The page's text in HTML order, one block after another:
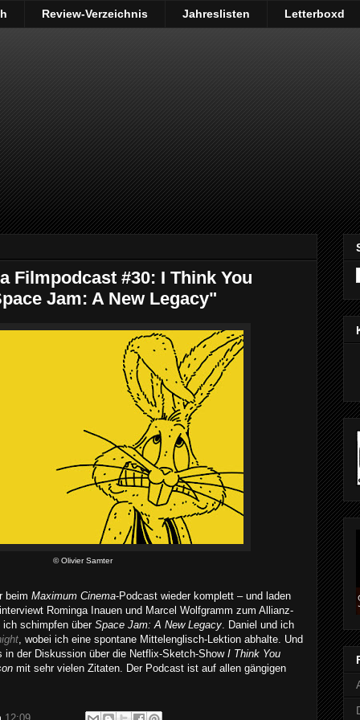
Review-Verzeichnis Jahreslisten Letterboxd
Filmpodcast #30: I Think You
Jam: A New Legacy"
© Olivier Samter
beim Maximum Cinema-Podcast wieder komplett – und laden
Rominga Inauen und Marcel Wolfgramm zum Allianz-
schimpfen über Space Jam: A New Legacy. Daniel und ich
, wobei ich eine spontane Mittelenglisch-Lektion abhalte. Und
in der Diskussion über die Netflix-Sketch-Show I Think You
mit sehr vielen Zitaten. Der Podcast ist auf allen gängigen